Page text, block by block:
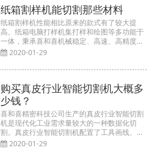
纸箱割样机能切割那些材料
纸箱割样机性能相比原来的款式有了较大提
高。纸箱电脑打样机集打样和绘图等多功能于
一体，秉承喜和喜机械稳定、高速、高精度的
特性。适用于包装企业、电子厂、绝缘材料
厂、...
2020-01-29
购买真皮行业智能切割机大概多
少钱？
喜和喜精密科技公司生产的真皮行业智能切割
机是现代化工业需求量较大的一种数据化切
割。真皮行业智能切割机配置了工具画线、绘
图、文字标注、压痕、半刀切割、全刀切割，
一...
2020-01-29